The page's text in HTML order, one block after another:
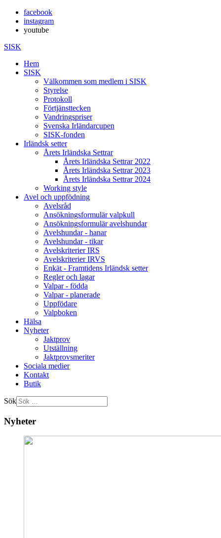
facebook
instagram
youtube
SISK
Hem
SISK
Välkommen som medlem i SISK
Styrelse
Protokoll
Förtjänsttecken
Vandringspriser
Svenska Irländarcupen
SISK-fonden
Irländsk setter
Årets Irländska Settrar
Årets Irländska Settrar 2022
Årets Irländska Settrar 2023
Årets Irländska Settrar 2024
Working style
Avel och uppfödning
Avelsråd
Ansökningsformulär valpkull
Ansökningsformulär avelshundar
Avelshundar - hanar
Avelshundar - tikar
Avelskriterier IRS
Avelskriterier IRVS
Enkät - Framtidens Irländsk setter
Regler och lagar
Valpar - födda
Valpar - planerade
Uppfödare
Valpboken
Hälsa
Nyheter
Jaktprov
Utställning
Jaktprovsmeriter
Sociala medier
Kontakt
Butik
Sök
Nyheter